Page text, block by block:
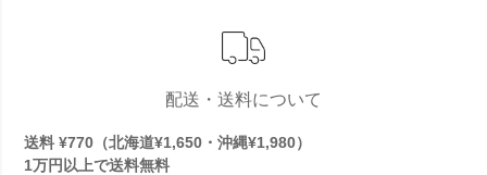
配送・送料について
送料 ¥770（北海道¥1,650・沖縄¥1,980）
1万円以上で送料無料